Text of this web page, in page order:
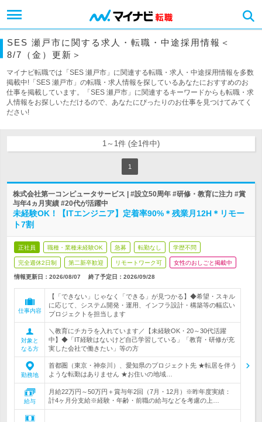
SES 瀬戸市に関する求人・転職・中途採用情報＜
8/7（金）更新＞
マイナビ転職では「SES 瀬戸市」に関連する転職・求人・中途採用情報を多数
掲載中!「SES 瀬戸市」の転職・求人情報を探しているあなたにおすすめのお
仕事を掲載しています。「SES 瀬戸市」に関連するキーワードからも転職・求
人情報をお探しいただけるので、あなたにぴったりのお仕事を見つけてみてく
ださい!
1～1件 (全1件中)
1
株式会社第一コンピュータサービス | #設立50周年 #研修・教育に注力 #賞
与年4ヵ月実績 #20代が活躍中
未経験OK！【ITエンジニア】定着率90%＊残業月12H＊リモー
ト7割
正社員 職種・業種未経験OK 急募 転勤なし 学歴不問
完全週休2日制 第二新卒歓迎 リモートワーク可 女性のおしごと掲載中
情報更新日：2026/08/07 終了予定日： 2026/09/28
仕事内容
【「できない」じゃなく「できる」が見つかる】◆希望・スキル
に応じて、システム開発・運用、インフラ設計・構築等の幅広い
プロジェクトを担当します
対象と
なる方
＼教育にチカラを入れています／【未経験OK・20～30代活躍
中】◆「IT経験はないけど自己学習している」「教育・研修が充
実した会社で働きたい」等の方
勤務地
首都圏（東京・神奈川）、愛知県のプロジェクト先 ★転居を伴う
ような転勤はありません ★お住いの地域…
給与
月給22万円～50万円＋賞与年2回（7月・12月）※昨年度実績：
計4ヶ月分支給※経験・年齢・前職の給与などを考慮の上…